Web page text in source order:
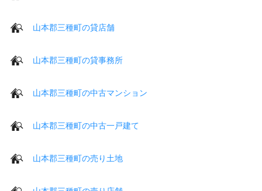
山本郡三種町の貸店舗
山本郡三種町の貸事務所
山本郡三種町の中古マンション
山本郡三種町の中古一戸建て
山本郡三種町の売り土地